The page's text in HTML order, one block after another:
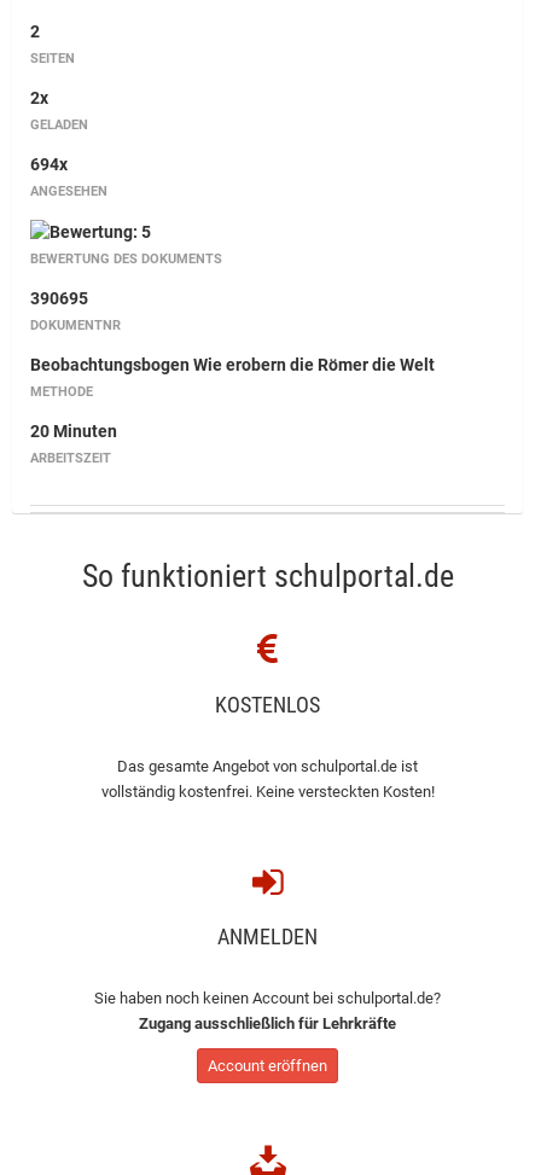
2
SEITEN
2x
GELADEN
694x
ANGESEHEN
BEWERTUNG DES DOKUMENTS
390695
DOKUMENTNR
Beobachtungsbogen Wie erobern die Römer die Welt
METHODE
20 Minuten
ARBEITSZEIT
So funktioniert schulportal.de
KOSTENLOS
Das gesamte Angebot von schulportal.de ist
vollständig kostenfrei. Keine versteckten Kosten!
ANMELDEN
Sie haben noch keinen Account bei schulportal.de?
Zugang ausschließlich für Lehrkräfte
Account eröffnen